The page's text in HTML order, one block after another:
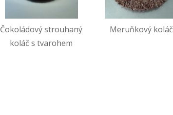
Čokoládový strouhaný
koláč s tvarohem
Meruňkový koláč